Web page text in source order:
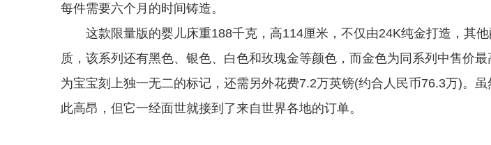
每件需要六个月的时间铸造。
这款限量版的婴儿床重188千克，高114厘米，不仅由24K纯金打造，其他
质，该系列还有黑色、银色、白色和玫瑰金等颜色，而金色为同系列中售价
为宝宝刻上独一无二的标记，还需另外花费7.2万英镑(约合人民币76.3万)。
此高昂，但它一经面世就接到了来自世界各地的订单。